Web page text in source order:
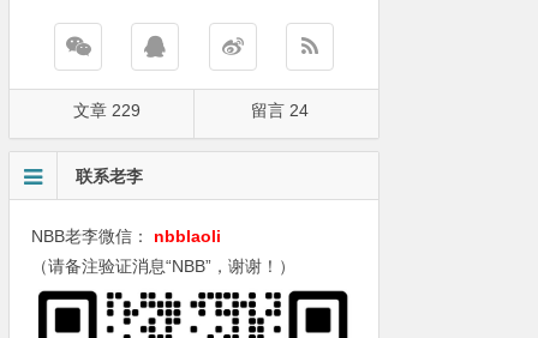
文章 229 留言 24
联系老李
NBB老李微信： nbblaoli
（请备注验证消息“NBB”，谢谢！）